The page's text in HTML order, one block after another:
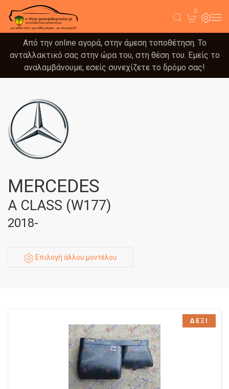
0
Από την online αγορά, στην άμεση τοποθέτηση. Το
ανταλλακτικό σας στην ώρα του, στη θέση του. Εμείς το
αναλαμβάνουμε, εσείς συνεχίζετε το δρόμο σας!
MERCEDES
A CLASS (W177)
2018-
Επιλογή άλλου μοντέλου
ΔΕΞΙ